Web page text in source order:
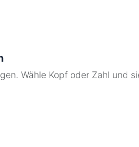
Wähle Kopf oder Zahl und